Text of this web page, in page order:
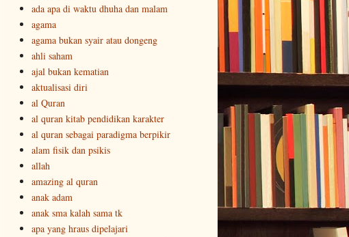
ada apa di waktu dhuha dan malam
agama
agama bukan syair atau dongeng
ahli saham
ajal bukan kematian
aktualisasi diri
al Quran
al quran kitab pendidikan karakter
al quran sebagai paradigma berpikir
alam fisik dan psikis
allah
amazing al quran
anak adam
anak sma kalah sama tk
apa yang hraus dipelajari